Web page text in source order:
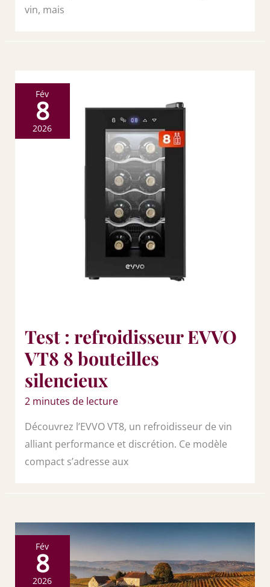
vin, mais
Fév
8
2026
Test : refroidisseur EVVO
VT8 8 bouteilles
silencieux
2 minutes de lecture
Découvrez l’EVVO VT8, un refroidisseur de vin
alliant performance et discrétion. Ce modèle
compact s’adresse aux
Fév
8
2026